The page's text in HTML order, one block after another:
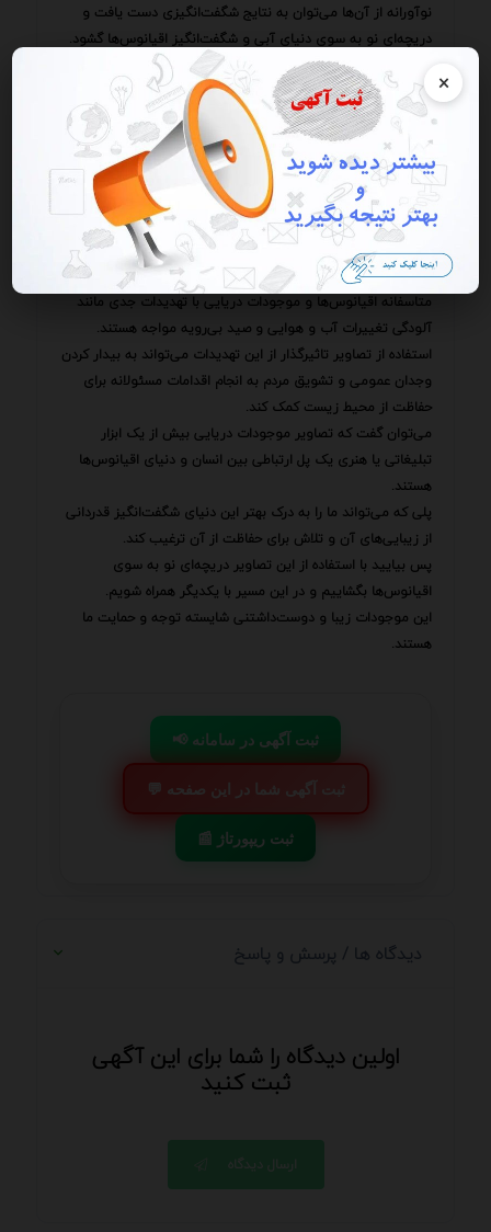
×
نوآورانه از آن‌ها می‌توان به نتایج شگفت‌انگیزی دست یافت و
دریچه‌ای نو به سوی دنیای آبی و شگفت‌انگیز اقیانوس‌ها گشود.
با کمی دقت در پیرامون خود متوجه خواهیم شد که ردپای این
موجودات دوست‌داشتنی در بسیاری از جنبه‌های زندگی ما وجود
دارد.
از تزیینات خانه‌ها و دفاتر کار گرفته تا طراحی لباس‌ها و زیورآلات
همواره از این موجودات الهام گرفته شده است.
این امر نشان می‌دهد که زیبایی و جذابیت این موجودات فراتر از
مرزهای اقیانوس‌ها در قلب و ذهن انسان‌ها نفوذ کرده است.
همچنین نباید از نقش این تصاویر در افزایش آگاهی عمومی نسبت
به مسائل زیست‌محیطی غافل شد.
متاسفانه اقیانوس‌ها و موجودات دریایی با تهدیدات جدی مانند
آلودگی تغییرات آب و هوایی و صید بی‌رویه مواجه هستند.
استفاده از تصاویر تاثیرگذار از این تهدیدات می‌تواند به بیدار کردن
وجدان عمومی و تشویق مردم به انجام اقدامات مسئولانه برای
حفاظت از محیط زیست کمک کند.
می‌توان گفت که تصاویر موجودات دریایی بیش از یک ابزار
تبلیغاتی یا هنری یک پل ارتباطی بین انسان و دنیای اقیانوس‌ها
هستند.
پلی که می‌تواند ما را به درک بهتر این دنیای شگفت‌انگیز قدردانی
از زیبایی‌های آن و تلاش برای حفاظت از آن ترغیب کند.
پس بیایید با استفاده از این تصاویر دریچه‌ای نو به سوی
اقیانوس‌ها بگشاییم و در این مسیر با یکدیگر همراه شویم.
این موجودات زیبا و دوست‌داشتنی شایسته توجه و حمایت ما
هستند.
📢 ثبت آگهی در سامانه
💬 ثبت آگهی شما در این صفحه
📰 ثبت ریپورتاژ
دیدگاه ها / پرسش و پاسخ
اولین دیدگاه را شما برای این آگهی
ثبت کنید
ارسال دیدگاه